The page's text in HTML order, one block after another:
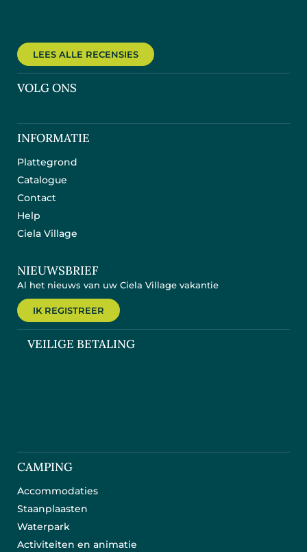
LEES ALLE RECENSIES
VOLG ONS
INFORMATIE
Plattegrond
Catalogue
Contact
Help
Ciela Village
NIEUWSBRIEF
Al het nieuws van uw Ciela Village vakantie
IK REGISTREER
VEILIGE BETALING
CAMPING
Accommodaties
Staanplaasten
Waterpark
Activiteiten en animatie